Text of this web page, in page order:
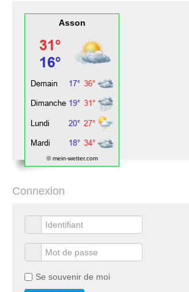
Asson
© mein-wetter.com
Connexion
Se souvenir de moi